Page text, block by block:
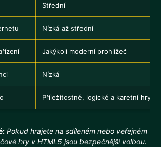
Střední
Nízká až střední
Jakýkoli moderní prohlížeč
Nízká
Příležitostné, logické a karetní hry
Pokud hrajete na sdíleném nebo veřejném
hry v HTML5 jsou bezpečnější volbou.